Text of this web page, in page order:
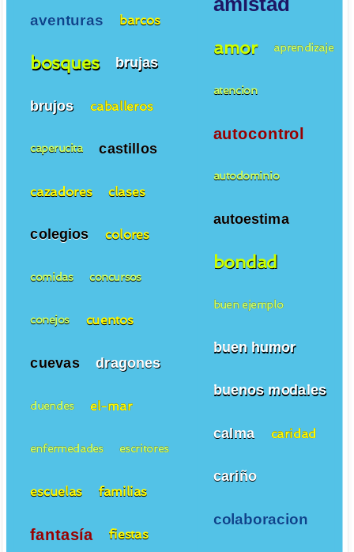
amistad
amor aprendizaje
atencion
autocontrol
autodominio
autoestima
bondad
buen ejemplo
buen humor
buenos modales
calma caridad
cariño
colaboracion
aventuras barcos
bosques brujas
brujos caballeros
caperucita castillos
cazadores clases
colegios colores
comidas concursos
conejos cuentos
cuevas dragones
duendes el-mar
enfermedades escritores
escuelas familias
fantasía fiestas